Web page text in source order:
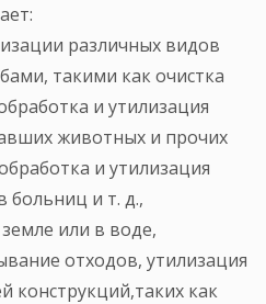
различных видов
такими как очистка
и утилизация
животных и прочих
и утилизация
больниц и т. д.,
или в воде,
отходов, утилизация
конструкций,таких как